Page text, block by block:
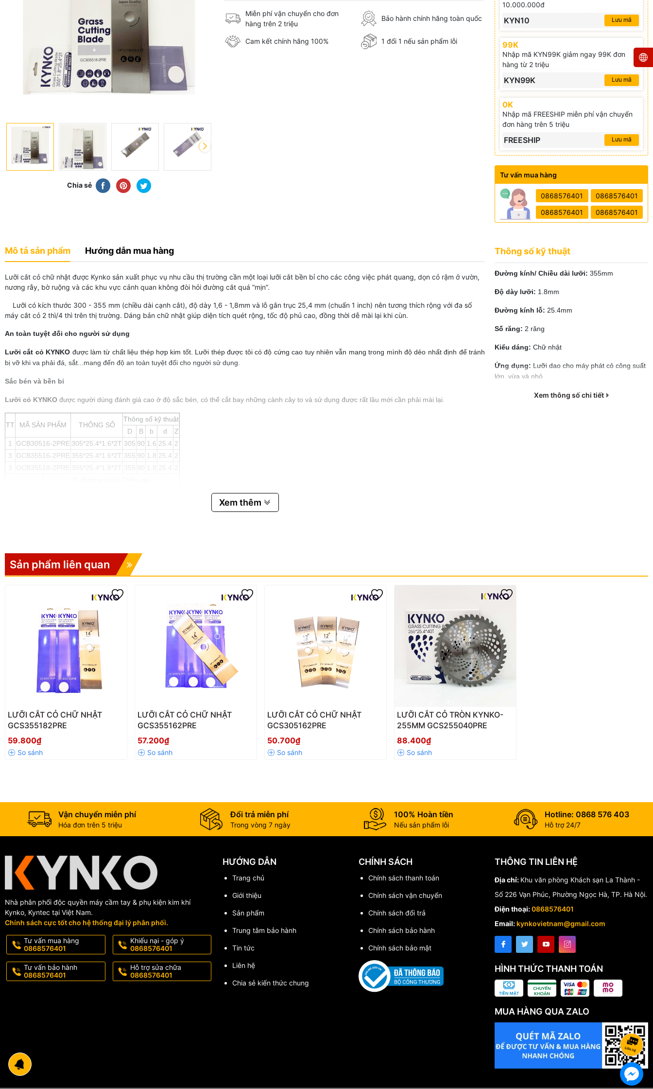
Chia sẻ
Miễn phí vận chuyển cho đơn
hàng trên 2 triệu
Bảo hành chính hãng toàn quốc
Cam kết chính hãng 100% 1 đổi 1 nếu sản phẩm lỗi
10.000.000đ
KYN10 Lưu mã
99K
Nhập mã KYN99K giảm ngay 99K đơn
hàng từ 2 triệu
KYN99K Lưu mã
0K
Nhập mã FREESHIP miễn phí vận chuyển
đơn hàng trên 5 triệu
FREESHIP Lưu mã
Tư vấn mua hàng
0868576401 0868576401
0868576401 0868576401
Mô tả sản phẩm Hướng dẫn mua hàng
Lưỡi cắt cỏ chữ nhật được Kynko sản xuất phục vụ nhu cầu thị trường cần một loại lưỡi cắt bền bỉ cho các công việc phát quang, dọn cỏ rậm ở vườn,
nương rẫy, bờ ruộng và các khu vực cảnh quan không đòi hỏi đường cắt quá “mịn”.
Lưỡi có kích thước 300 - 355 mm (chiều dài cạnh cắt), độ dày 1,6 - 1,8mm và lỗ gắn trục 25,4 mm (chuẩn 1 inch) nên tương thích rộng với đa số
máy cắt cỏ 2 thì/4 thì trên thị trường. Dáng bản chữ nhật giúp diện tích quét rộng, tốc độ phủ cao, đồng thời dễ mài lại khi cùn.
An toàn tuyệt đối cho người sử dụng
Lưỡi cắt cỏ KYNKO được làm từ chất liệu thép hợp kim tốt. Lưỡi thép được tôi có độ cứng cao tuy nhiên vẫn mang trong mình độ dẻo nhất định để tránh
bị vỡ khi va phải đá, sắt...mang đến độ an toàn tuyệt đối cho người sử dụng.
Sắc bén và bền bỉ
Lưỡi cỏ KYNKO được người dùng đánh giá cao ở độ sắc bén, có thể cắt bay những cành cây to và sử dụng được rất lâu mới cần phải mài lại.
TT MÃ SẢN PHẨM THÔNG SỐ
Thông số kỹ thuật
D
B b d
Z
1
GCB30516-2PRE 305*25.4*1.6*2T 305 90 1.6 25.4 2
3
GCB35516-2PRE 355*25.4*1.6*2T 355 90 1.8 25.4 2
3
GCB35518-2PRE 355*25.4*1.8*2T 355 90 1.8 25.4 2
Xem thêm
Thông số kỹ thuật
Đường kính/ Chiều dài lưỡi: 355mm
Độ dày lưỡi: 1.8mm
Đường kính lỗ: 25.4mm
Số răng: 2 răng
Kiểu dáng: Chữ nhật
Ứng dụng: Lưỡi dao cho máy phát cỏ công suất
lớn, vừa và nhỏ
Xem thông số chi tiết
Sản phẩm liên quan
LƯỠI CẮT CỎ CHỮ NHẬT
GCS355182PRE
59.800₫
LƯỠI CẮT CỎ CHỮ NHẬT
GCS355162PRE
57.200₫
LƯỠI CẮT CỎ CHỮ NHẬT
GCS305162PRE
50.700₫
LƯỠI CẮT CỎ TRÒN KYNKO-
255MM GCS255040PRE
88.400₫
Vận chuyển miễn phí
Hóa đơn trên 5 triệu
Đổi trả miễn phí
Trong vòng 7 ngày
100% Hoàn tiền
Nếu sản phẩm lỗi
Hotline: 0868 576 403
Hỗ trợ 24/7
Nhà phân phối độc quyền máy cầm tay & phụ kiện kim khí
Kynko, Kyntec tại Việt Nam.
Chính sách cực tốt cho hệ thống đại lý phân phối.
Tư vấn mua hàng
0868576401
Khiếu nại - góp ý
0868576401
Tư vấn bảo hành
0868576401
Hỗ trợ sửa chữa
0868576401
HƯỚNG DẪN
Trang chủ
Giới thiệu
Sản phẩm
Trung tâm bảo hành
Tin tức
Liên hệ
Chia sẻ kiến thức chung
CHÍNH SÁCH
Chính sách thanh toán
Chính sách vận chuyển
Chính sách đổi trả
Chính sách bảo hành
Chính sách bảo mật
THÔNG TIN LIÊN HỆ
Địa chỉ: Khu văn phòng Khách sạn La Thành -
Số 226 Vạn Phúc, Phường Ngọc Hà, TP. Hà Nội.
Điện thoại:0868576401
Email: kynkovietnam@gmail.com
HÌNH THỨC THANH TOÁN
MUA HÀNG QUA ZALO